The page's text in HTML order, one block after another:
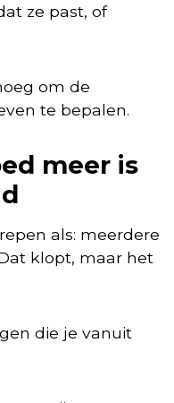
ze past, of
om de
te bepalen.
meer is
als: meerdere
klopt, maar het
die je vanuit